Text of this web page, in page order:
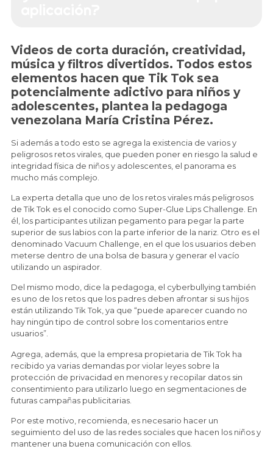
Videos de corta duración, creatividad,
música y filtros divertidos. Todos estos
elementos hacen que Tik Tok sea
potencialmente adictivo para niños y
adolescentes, plantea la pedagoga
venezolana María Cristina Pérez.
Si además a todo esto se agrega la existencia de varios y
peligrosos retos virales, que pueden poner en riesgo la salud e
integridad física de niños y adolescentes, el panorama es
mucho más complejo.
La experta detalla que uno de los retos virales más peligrosos
de Tik Tok es el conocido como Super-Glue Lips Challenge. En
él, los participantes utilizan pegamento para pegar la parte
superior de sus labios con la parte inferior de la nariz. Otro es el
denominado Vacuum Challenge, en el que los usuarios deben
meterse dentro de una bolsa de basura y generar el vacío
utilizando un aspirador.
Del mismo modo, dice la pedagoga, el cyberbullying también
es uno de los retos que los padres deben afrontar si sus hijos
están utilizando Tik Tok, ya que “puede aparecer cuando no
hay ningún tipo de control sobre los comentarios entre
usuarios”.
Agrega, además, que la empresa propietaria de Tik Tok ha
recibido ya varias demandas por violar leyes sobre la
protección de privacidad en menores y recopilar datos sin
consentimiento para utilizarlo luego en segmentaciones de
futuras campañas publicitarias.
Por este motivo, recomienda, es necesario hacer un
seguimiento del uso de las redes sociales que hacen los niños y
mantener una buena comunicación con ellos.